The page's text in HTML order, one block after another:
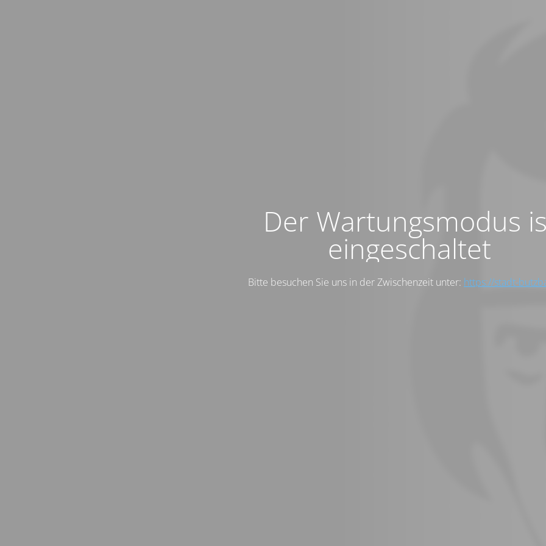
Der Wartungsmodus
eingeschaltet
Bitte besuchen Sie uns in der Zwischenzeit unter: https://stadt-